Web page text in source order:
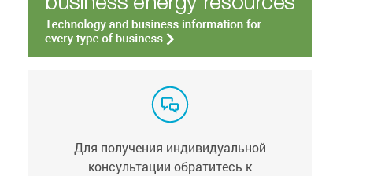
Для получения индивидуальной
консультации обратитесь к